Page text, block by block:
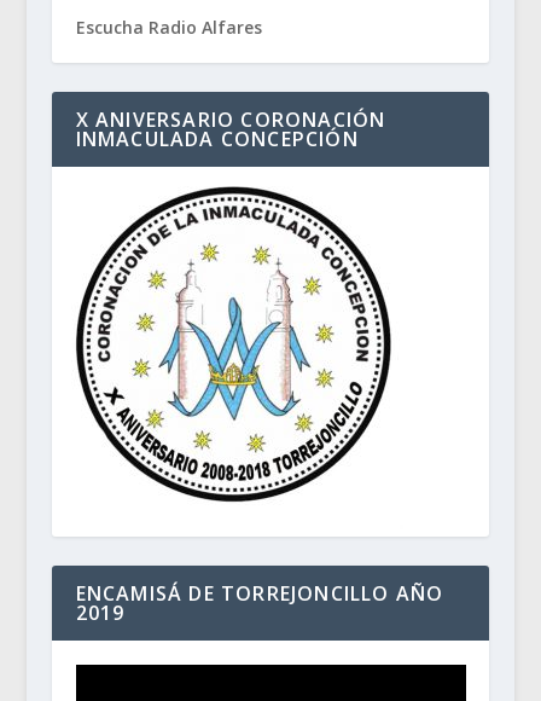
Escucha Radio Alfares
X ANIVERSARIO CORONACIÓN
INMACULADA CONCEPCIÓN
ENCAMISÁ DE TORREJONCILLO AÑO
2019